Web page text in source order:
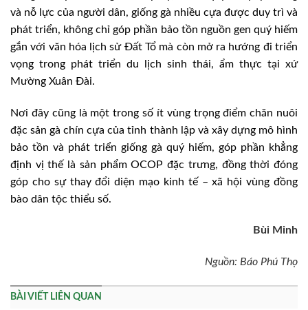
và nỗ lực của người dân, giống gà nhiều cựa được duy trì và
phát triển, không chỉ góp phần bảo tồn nguồn gen quý hiếm
gắn với văn hóa lịch sử Đất Tổ mà còn mở ra hướng đi triển
vọng trong phát triển du lịch sinh thái, ẩm thực tại xứ
Mường Xuân Đài.
Nơi đây cũng là một trong số ít vùng trọng điểm chăn nuôi
đặc sản gà chín cựa của tỉnh thành lập và xây dựng mô hình
bảo tồn và phát triển giống gà quý hiếm, góp phần khẳng
định vị thế là sản phẩm OCOP đặc trưng, đồng thời đóng
góp cho sự thay đổi diện mạo kinh tế – xã hội vùng đồng
bào dân tộc thiểu số.
Bùi Minh
Nguồn: Báo Phú Thọ
BÀI VIẾT LIÊN QUAN